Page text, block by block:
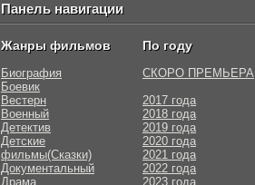
Панель навигации
Жанры фильмов
Биография
Боевик
Вестерн
Военный
Детектив
Детские
фильмы(Сказки)
Документальный
Драма
По году
СКОРО ПРЕМЬЕРА
2017 года
2018 года
2019 года
2020 года
2021 года
2022 года
2023 года